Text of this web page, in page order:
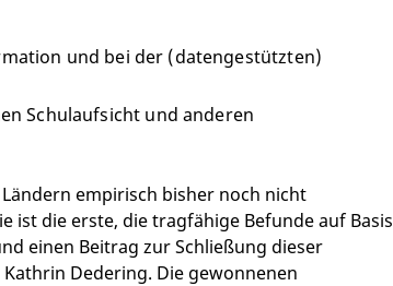
und bei der (datengestützten)
Schulaufsicht und anderen
empirisch bisher noch nicht
ist die erste, die tragfähige Befunde auf Basis
einen Beitrag zur Schließung dieser
Dedering. Die gewonnenen